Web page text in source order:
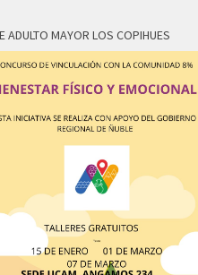
ADULTO MAYOR LOS COPIHUES